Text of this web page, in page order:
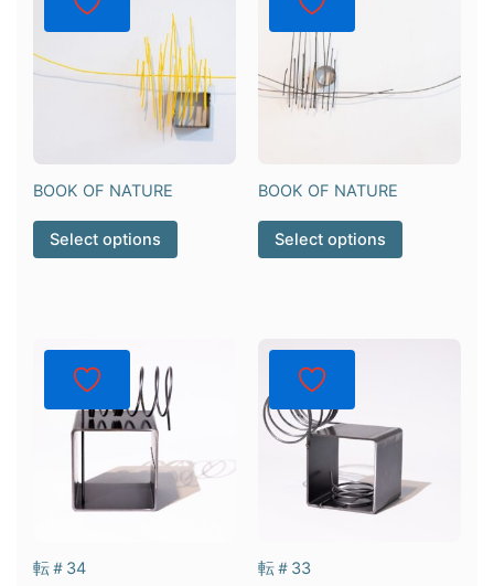
BOOK OF NATURE
Select options
BOOK OF NATURE
Select options
転＃34 転＃33